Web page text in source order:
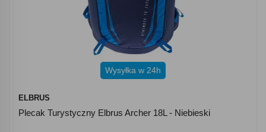
Wysyłka w 24h
ELBRUS
Plecak Turystyczny Elbrus Archer 18L - Niebieski